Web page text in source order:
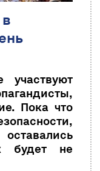
Пока что
будет не